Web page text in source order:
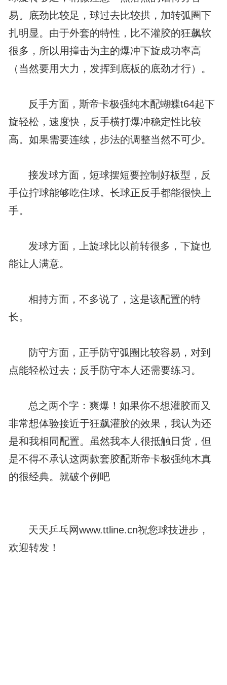
易。底劲比较足，球过去比较拱，加转弧圈下
扎明显。由于外套的特性，比不灌胶的狂飙软
很多，所以用撞击为主的爆冲下旋成功率高
（当然要用大力，发挥到底板的底劲才行）。
反手方面，斯帝卡极强纯木配蝴蝶t64起下
旋轻松，速度快，反手横打爆冲稳定性比较
高。如果需要连续，步法的调整当然不可少。
接发球方面，短球摆短要控制好板型，反
手位拧球能够吃住球。长球正反手都能很快上
手。
发球方面，上旋球比以前转很多，下旋也
能让人满意。
相持方面，不多说了，这是该配置的特
长。
防守方面，正手防守弧圈比较容易，对到
点能轻松过去；反手防守本人还需要练习。
总之两个字：爽爆！如果你不想灌胶而又
非常想体验接近于狂飙灌胶的效果，我认为还
是和我相同配置。虽然我本人很抵触日货，但
是不得不承认这两款套胶配斯帝卡极强纯木真
的很经典。就破个例吧
天天乒乓网www.ttline.cn祝您球技进步，
欢迎转发！